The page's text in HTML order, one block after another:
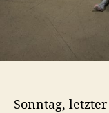
Sonntag,